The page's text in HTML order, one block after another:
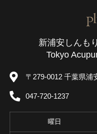
新浦安しんも
Tokyo
〒279-0012 千葉県浦
047-720-1237
曜日